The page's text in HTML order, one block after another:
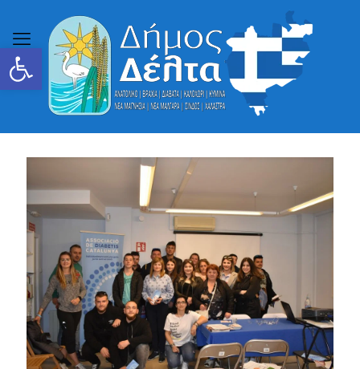
Ανοίξτε τη γραμμή εργαλείων